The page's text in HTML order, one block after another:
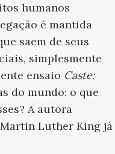
humanos
é mantida
saem de seus
simplesmente
ensaio Caste:
do mundo: o que
A autora
Luther King já